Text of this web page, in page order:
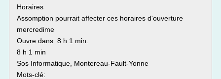
Horaires
Assomption pourrait affecter ces horaires d'ouverture
mercredime
Ouvre dans 8 h 1 min.
8 h 1 min
Sos Informatique, Montereau-Fault-Yonne
Mots-clé: